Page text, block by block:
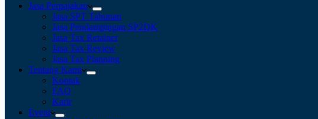
Jasa Perpajakan
Jasa SPT Tahunan
Jasa Pendampingan SP2DK
Jasa Tax Retainer
Jasa Tax Review
Jasa Tax Planning
Tentang Kami
Kontak
FAQ
Karir
Event